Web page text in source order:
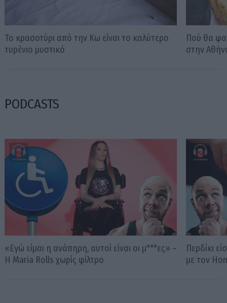
Το κρασοτύρι από την Κω είναι το καλύτερο
τυρένιο μυστικό
Πού θα
στην
PODCASTS
«Εγώ είμαι η ανάπηρη, αυτοί είναι οι μ***ες» –
Η Maria Rolls χωρίς φίλτρο
Περδίκι
με τον